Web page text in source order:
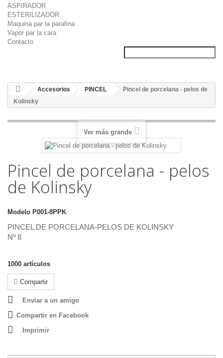
ASPIRADOR
ESTERILIZADOR
Maquina par la parafina
Vapor par la cara
Contacto
Accesorios PINCEL
Pincel de porcelana - pelos de
Kolinsky
Ver más grande
Pincel de porcelana - pelos
de Kolinsky
Modelo P001-8PPK
PINCEL DE PORCELANA-PELOS DE KOLINSKY
Nº 8
1000 artículos
Compartir
Enviar a un amigo
Compartir en Facebook
Imprimir